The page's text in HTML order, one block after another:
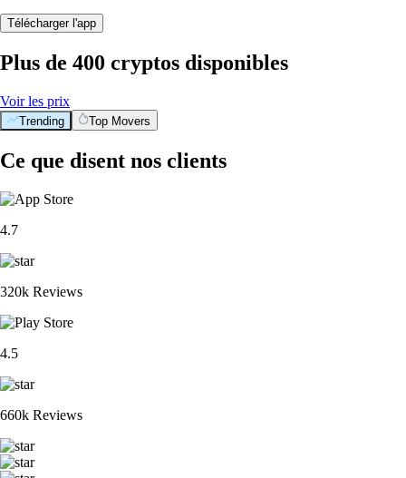
Télécharger l'app
Plus de 400 cryptos disponibles
Voir les prix
Trending Top Movers
Ce que disent nos clients
4.7
320k Reviews
4.5
660k Reviews